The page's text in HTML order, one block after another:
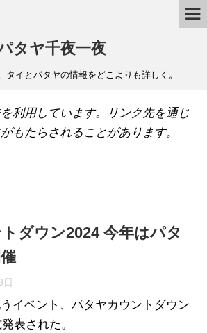
タヤ千夜一夜
タイとパタヤの情報をどこよりも詳しく。
利用しています。リンク先を通じ
もたらされることがあります。
ダウン2024 今年はパタ
イベント、パタヤカウントダウン
表された。